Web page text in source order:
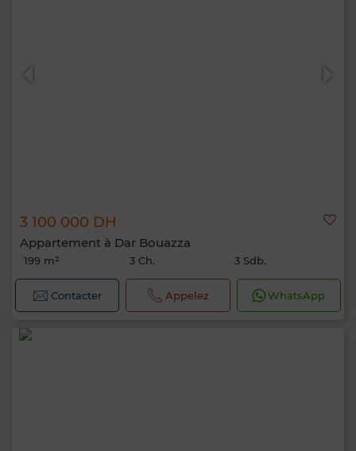
3 100 000 DH
Appartement à Dar Bouazza
199 m² 3 Ch. 3 Sdb.
Contacter Appelez WhatsApp